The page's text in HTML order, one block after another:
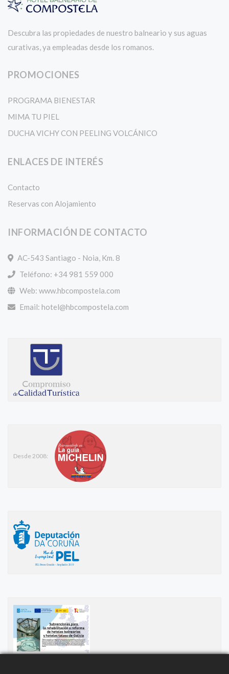
Descubra las propiedades de nuestro balneario y sus aguas
curativas, ya empleadas desde los romanos.
PROMOCIONES
PROGRAMA BIENESTAR
MIMA TU PIEL
DUCHA VICHY CON PEELING VOLCÁNICO
ENLACES DE INTERÉS
Contacto
Reservas con Alojamiento
INFORMACIÓN DE CONTACTO
AC-543 Santiago - Noia, Km. 8
Teléfono: +34 981 559 000
Web: www.hbcompostela.com
Email: hotel@hbcompostela.com
Desde 2008: